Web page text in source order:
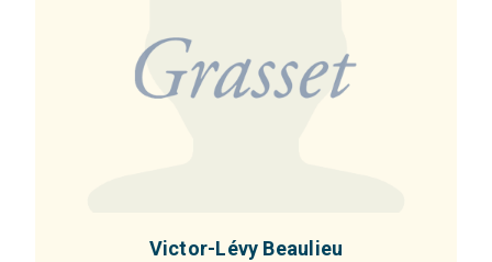
Victor-Lévy Beaulieu